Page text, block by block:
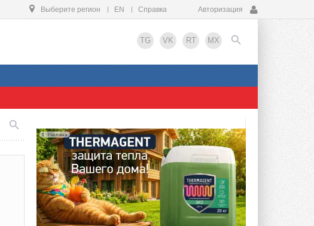
Выберите регион EN Справка Авторизация
TG VK RT MX
EN
Реклама